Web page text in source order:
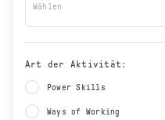
Wählen
Art der Aktivität:
Power Skills
Ways of Working